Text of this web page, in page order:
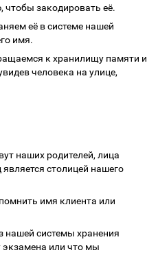
чтобы закодировать её.
её в системе нашей
имя.
к хранилищу памяти и
человека на улице,
наших родителей, лица
столицей нашего
имя клиента или
нашей системы хранения
или что мы